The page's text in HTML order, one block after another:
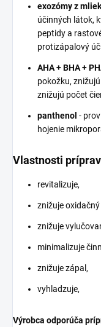
exozómy z
účinných látok,
peptidy a
protizápalový
AHA + BHA +
pokožku,
znižujú počet
panthenol -
hojenie
Vlastnosti
revitalizuje,
znižuje oxidačný
znižuje
minimalizuje
znižuje zápal,
vyhladzuje,
Výrobca odporúča